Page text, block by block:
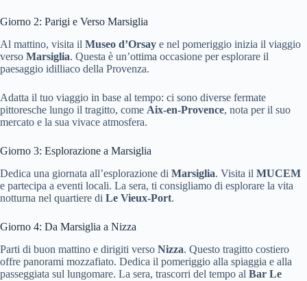
Giorno 2: Parigi e Verso Marsiglia
Al mattino, visita il Museo d’Orsay e nel pomeriggio inizia il viaggio
verso Marsiglia. Questa è un’ottima occasione per esplorare il
paesaggio idilliaco della Provenza.
Adatta il tuo viaggio in base al tempo: ci sono diverse fermate
pittoresche lungo il tragitto, come Aix-en-Provence, nota per il suo
mercato e la sua vivace atmosfera.
Giorno 3: Esplorazione a Marsiglia
Dedica una giornata all’esplorazione di Marsiglia. Visita il MUCEM
e partecipa a eventi locali. La sera, ti consigliamo di esplorare la vita
notturna nel quartiere di Le Vieux-Port.
Giorno 4: Da Marsiglia a Nizza
Parti di buon mattino e dirigiti verso Nizza. Questo tragitto costiero
offre panorami mozzafiato. Dedica il pomeriggio alla spiaggia e alla
passeggiata sul lungomare. La sera, trascorri del tempo al Bar Le